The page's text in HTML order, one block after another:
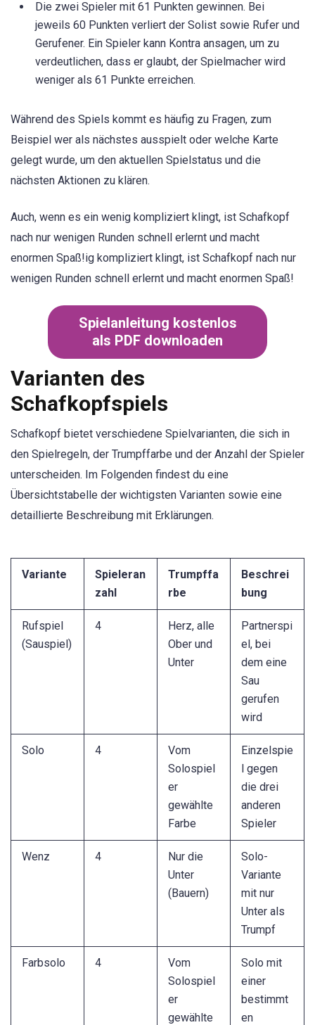
Die zwei Spieler mit 61 Punkten gewinnen. Bei
jeweils 60 Punkten verliert der Solist sowie Rufer und
Gerufener. Ein Spieler kann Kontra ansagen, um zu
verdeutlichen, dass er glaubt, der Spielmacher wird
weniger als 61 Punkte erreichen.
Während des Spiels kommt es häufig zu Fragen, zum
Beispiel wer als nächstes ausspielt oder welche Karte
gelegt wurde, um den aktuellen Spielstatus und die
nächsten Aktionen zu klären.
Auch, wenn es ein wenig kompliziert klingt, ist Schafkopf
nach nur wenigen Runden schnell erlernt und macht
enormen Spaß!ig kompliziert klingt, ist Schafkopf nach nur
wenigen Runden schnell erlernt und macht enormen Spaß!
Spielanleitung kostenlos
als PDF downloaden
Varianten des
Schafkopfspiels
Schafkopf bietet verschiedene Spielvarianten, die sich in
den Spielregeln, der Trumpffarbe und der Anzahl der Spieler
unterscheiden. Im Folgenden findest du eine
Übersichtstabelle der wichtigsten Varianten sowie eine
detaillierte Beschreibung mit Erklärungen.
Variante
Spieleran
zahl
Trumpffa
rbe
Beschrei
bung
Rufspiel
(Sauspiel)
4
Herz, alle
Ober und
Unter
Partnerspi
el, bei
dem eine
Sau
gerufen
wird
Solo 4
Vom
Solospiel
er
gewählte
Farbe
Einzelspie
l gegen
die drei
anderen
Spieler
Wenz 4
Nur die
Unter
(Bauern)
Solo-
Variante
mit nur
Unter als
Trumpf
Farbsolo 4
Vom
Solospiel
er
gewählte
Solo mit
einer
bestimmt
en